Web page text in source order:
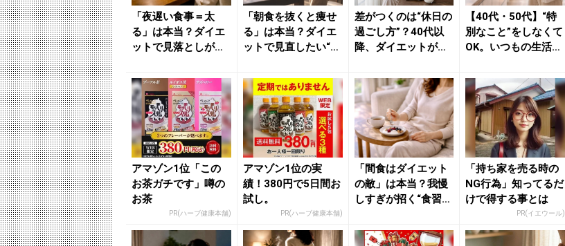
「夜遅い食事＝太
る」は本当？ダイエ
ットで見落としが
方 - き...
「朝食を抜くと痩せ
る」は本当？ダイエ
ットで見直したい“食
...
差がつくのは“休日の
過ごし方”？40代以
降、ダイエットが続
３つ...
【40代・50代】“特
別なこと”をしなくて
OK。いつもの生活習
アマゾン1位「この
お茶ガチです」噂の
お茶
PR(ハーブ健康本舗)
アマゾン1位の実
績！380円で5日間お
試し。
PR(ハーブ健康本舗)
「間食はダイエット
の敵」は本当？我慢
しすぎが招く“食習慣
ニ...
「持ち家を売る時の
NG行為」知ってるだ
けで得する事とは
PR(イエウール)